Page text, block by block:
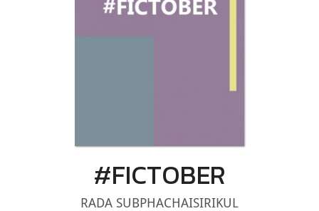
#FICTOBER
RADA SUBPHACHAISIRIKUL